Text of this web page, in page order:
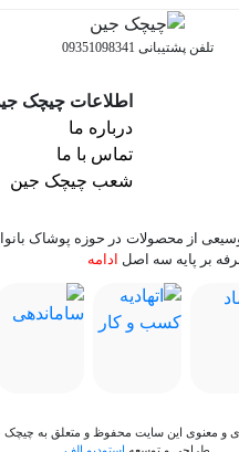
تلفن پشتیبانی 09351098341
اطلاعات چیچک
درباره ما
تماس با ما
شعب چیچک جین
خود را از سال 1394 آغاز کرده است و طیف
بر پایه سه اصل ادامه
و معنوی این سایت محفوظ و متعلق به